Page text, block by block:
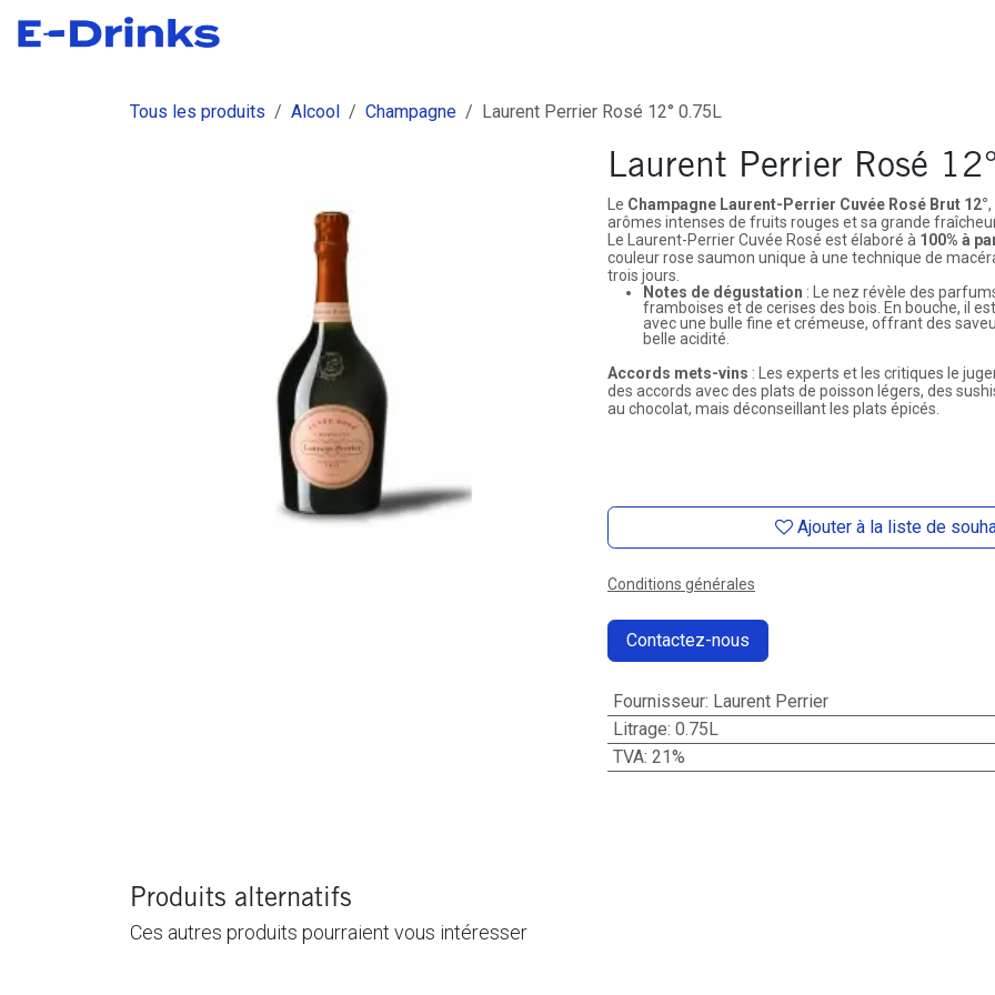
Se rendre au contenu
Tous les produits Alcool Champagne Laurent Perrier Rosé 12° 0.75L
Laurent Perrier Rosé
Le Champagne Laurent-Perrier Cuvée Rosé Brut 12°
arômes intenses de fruits rouges et sa grande
Le Laurent-Perrier Cuvée Rosé est élaboré à 100% à
couleur rose saumon unique à une technique de
trois jours.
Notes de dégustation : Le nez révèle des
framboises et de cerises des bois. En bouche, il
avec une bulle fine et crémeuse, offrant des
belle acidité.
Accords mets-vins : Les experts et les critiques le
des accords avec des plats de poisson légers, des
au chocolat, mais déconseillant les plats épicés.
Ajouter à la liste de
Conditions générales
Contactez-nous
Fournisseur: Laurent Perrier
Litrage: 0.75L
TVA: 21%
Produits alternatifs
Ces autres produits pourraient vous intéresser